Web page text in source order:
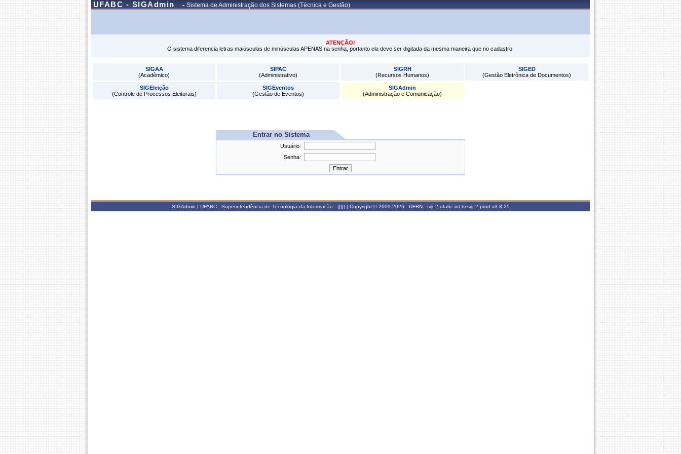
UFABC - SIGAdmin -Sistema de Administração dos Sistemas (Técnica e Gestão)
ATENÇÃO!
O sistema diferencia letras maiúsculas de minúsculas APENAS na senha, portanto ela deve ser digitada da mesma maneira que no cadastro.
SIGAA
(Acadêmico)
SIPAC
(Administrativo)
SIGRH
(Recursos Humanos)
SIGED
(Gestão Eletrônica de Documentos)
SIGEleição
(Controle de Processos Eleitorais)
SIGEventos
(Gestão de Eventos)
SIGAdmin
(Administração e Comunicação)
Entrar no Sistema
Usuário:
Senha:
SIGAdmin | UFABC - Superintendência de Tecnologia da Informação - ||||| | Copyright © 2009-2026 - UFRN - sig-2.ufabc.int.br.sig-2-prod v3.8.25